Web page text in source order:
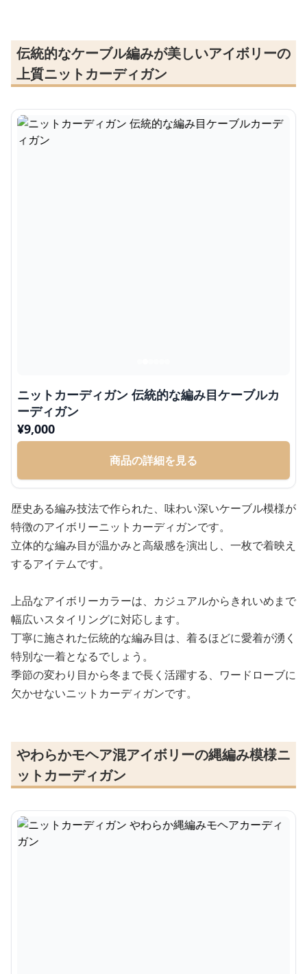
伝統的なケーブル編みが美しいアイボリーの
上質ニットカーディガン
ニットカーディガン 伝統的な編み目ケーブルカ
ーディガン
¥9,000
商品の詳細を見る
歴史ある編み技法で作られた、味わい深いケーブル模様が
特徴のアイボリーニットカーディガンです。
立体的な編み目が温かみと高級感を演出し、一枚で着映え
するアイテムです。
上品なアイボリーカラーは、カジュアルからきれいめまで
幅広いスタイリングに対応します。
丁寧に施された伝統的な編み目は、着るほどに愛着が湧く
特別な一着となるでしょう。
季節の変わり目から冬まで長く活躍する、ワードローブに
欠かせないニットカーディガンです。
やわらかモヘア混アイボリーの縄編み模様ニ
ットカーディガン